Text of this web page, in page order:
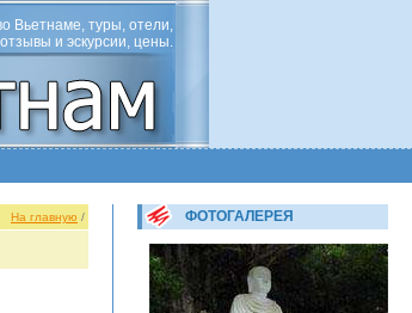
Вьетнаме, туры, отели,
отзывы и эскурсии, цены.
На главную / ФОТОГАЛЕРЕЯ